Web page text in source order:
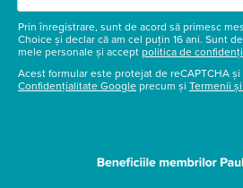
Prin înregistrare, sunt de acord să primesc
Choice și declar că am cel puțin 16 ani. Sunt
mele personale și accept politica de
Acest formular este protejat de reCAPTCHA și
Confidențialitate Google precum și Termenii